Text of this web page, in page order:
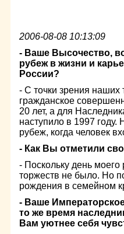
2006-08-08 10:13:09
- Ваше Высочество,
рубеж в жизни и
России?
- С точки зрения
гражданское
20 лет, а для
наступило в 1997
рубеж, когда человек
- Как Вы отметили
- Поскольку день
торжеств не было. Но
рождения в семейном
- Ваше
то же время
Вам уютнее себя